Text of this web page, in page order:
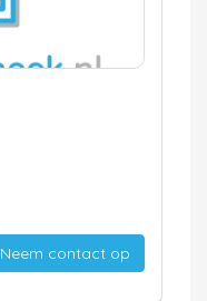
Neem contact op